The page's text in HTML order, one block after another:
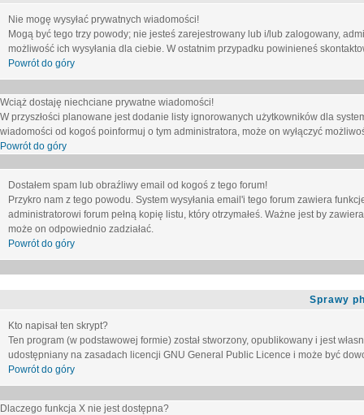
Nie mogę wysyłać prywatnych wiadomości!
Mogą być tego trzy powody; nie jesteś zarejestrowany lub i/lub zalogowany,
możliwość ich wysyłania dla ciebie. W ostatnim przypadku powinieneś
Powrót do góry
Wciąż dostaję niechciane prywatne wiadomości!
W przyszłości planowane jest dodanie listy ignorowanych użytkowników dla
wiadomości od kogoś poinformuj o tym administratora, może on wyłączyć
Powrót do góry
Dostałem spam lub obraźliwy email od kogoś z tego forum!
Przykro nam z tego powodu. System wysyłania email'i tego forum zawiera
administratorowi forum pełną kopię listu, który otrzymałeś. Ważne jest by
może on odpowiednio zadziałać.
Powrót do góry
Sprawy
Kto napisał ten skrypt?
Ten program (w podstawowej formie) został stworzony, opublikowany i jest
udostępniany na zasadach licencji GNU General Public Licence i może być
Powrót do góry
Dlaczego funkcja X nie jest dostępna?